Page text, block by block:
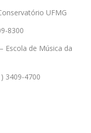
UFMG
8300
Escola de Música da
3409-4700